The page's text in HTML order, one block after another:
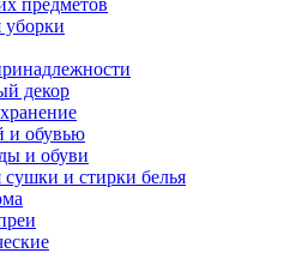
предметов
уборки
декор
и обувью
и обуви
сушки и стирки белья